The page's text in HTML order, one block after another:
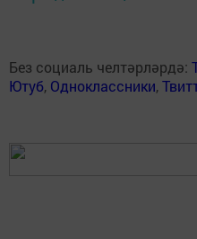
Без социаль челтәрләрдә:
Ютуб, Одноклассники,